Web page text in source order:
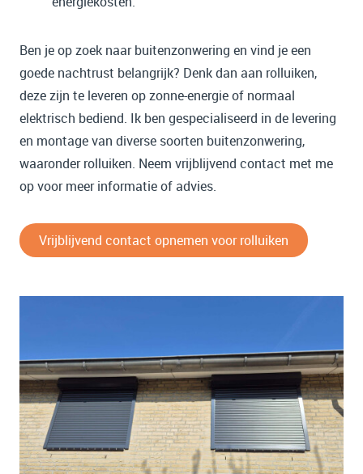
Ben je op zoek naar buitenzonwering en vind je een
goede nachtrust belangrijk? Denk dan aan rolluiken,
deze zijn te leveren op zonne-energie of normaal
elektrisch bediend. Ik ben gespecialiseerd in de levering
en montage van diverse soorten buitenzonwering,
waaronder rolluiken. Neem vrijblijvend contact met me
op voor meer informatie of advies.
Vrijblijvend contact opnemen voor rolluiken